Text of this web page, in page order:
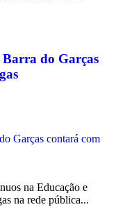
Barra do Garças
na Educação e
na rede pública...